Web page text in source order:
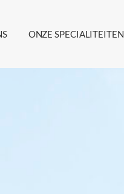
ONZE SPECIALITEITEN